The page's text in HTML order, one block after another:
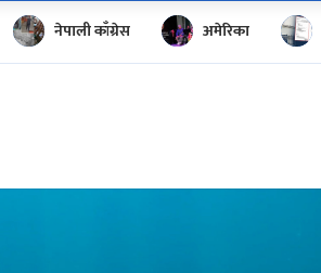
नेपाली काँग्रेस अमेरिका